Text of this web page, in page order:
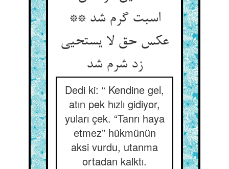
اسبت گرم شد **
عکس حق لا يستحيی
زد شرم شد
Dedi ki: “ Kendine gel,
atın pek hızlı gidiyor,
yuları çek. “Tanrı haya
etmez” hükmünün
aksi vurdu, utanma
ortadan kalktı.